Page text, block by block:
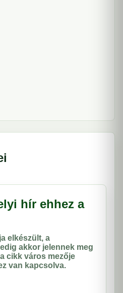
hír ehhez a
elkészült, a
akkor jelennek meg
cikk város mezője
van kapcsolva.